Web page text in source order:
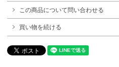
この商品について問い合わせる
買い物を続ける